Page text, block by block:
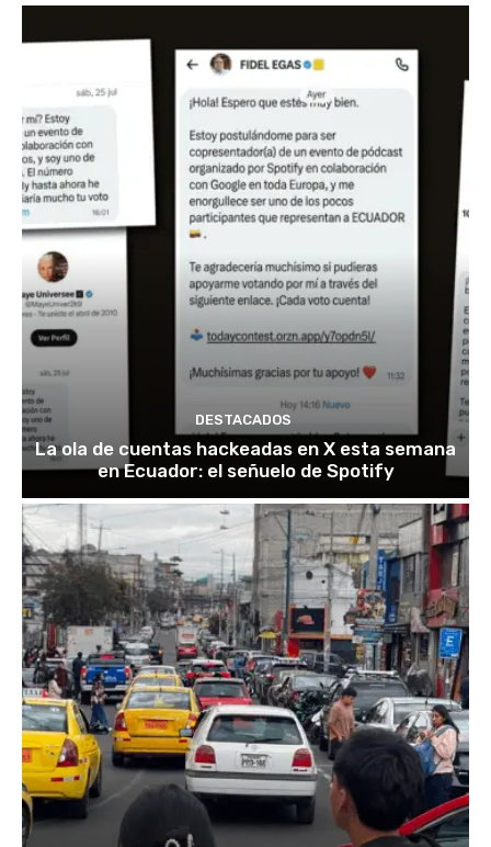
DESTACADOS
La ola de cuentas hackeadas en X esta semana
en Ecuador: el señuelo de Spotify